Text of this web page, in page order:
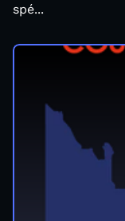
spé...